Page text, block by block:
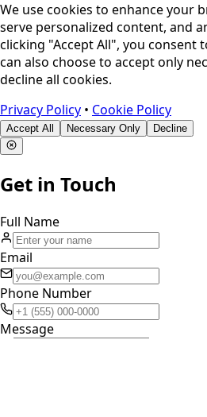
We use cookies to enhance your
serve personalized content, and
clicking "Accept All", you consent
can also choose to accept only
decline all cookies.
Privacy Policy • Cookie Policy
Accept All Necessary Only Decline
Get in Touch
Full Name
Email
Phone Number
Message